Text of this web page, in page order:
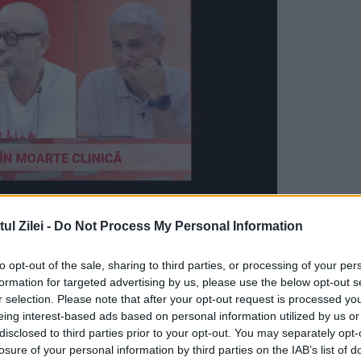
Zilei - Do Not Process My Personal Information
opt-out of the sale, sharing to third parties, or processing of your
for targeted advertising by us, please use the below opt-out
selection. Please note that after your opt-out request is processed
interest-based ads based on personal information utilized by us
to third parties prior to your opt-out. You may separately
of your personal information by third parties on the IAB’s list of
(SCDVV) Bujoru are nevoie de 250 de
săptămâni recolta de pe cele aproximativ
de kilograme de struguri la hectar. „Dacă
de oameni, acum 20 de ani veneau 400,
250 – 300 de oameni pentru a termina